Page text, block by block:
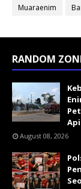
Muaraenim
RANDOM
Api
August 08, 2026